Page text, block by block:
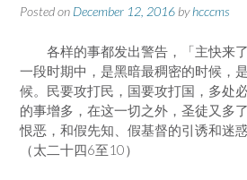
Posted on December 12, 2016 byhcccms
各样的事都发出警告，「主快来
一段时期中，是黑暗最稠密的时候，
候。民要攻打民，国要攻打国，多处
的事增多，在这一切之外，圣徒又多
恨恶，和假先知、假基督的引诱和迷
（太二十四6至10）